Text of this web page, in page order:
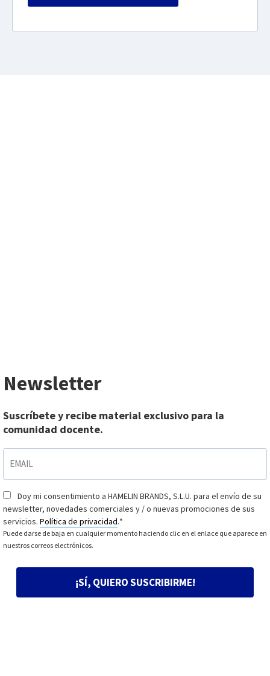
Newsletter
Suscríbete y recibe material exclusivo para la
comunidad docente.
Consentimiento*
Doy mi consentimiento a HAMELIN BRANDS, S.L.U. para el envío de su
newsletter, novedades comerciales y / o nuevas promociones de sus
servicios. Política de privacidad.*
Puede darse de baja en cualquier momento haciendo clic en el enlace que aparece en
nuestros correos electrónicos.